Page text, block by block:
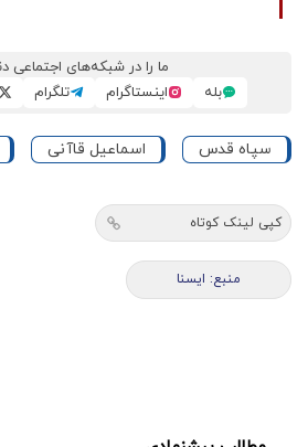
ما را در شبکه‌های اجتماعی
بله
اینستاگرام تلگرام
سپاه قدس اسماعیل قاآنی
کپی لینک کوتاه
منبع: ايسنا